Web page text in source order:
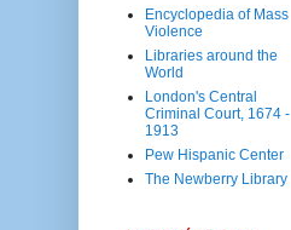
Encyclopedia of Mass
Violence
Libraries around the
World
London's Central
Criminal Court, 1674 -
1913
Pew Hispanic Center
The Newberry Library